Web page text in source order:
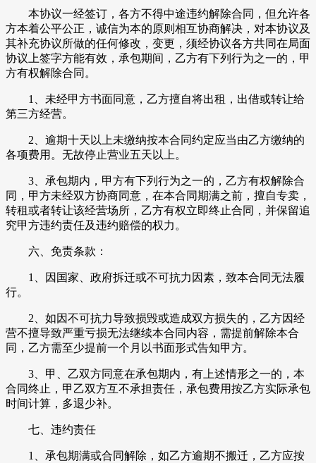
本协议一经签订，各方不得中途违约解除合同，但允许各
方本着公平公正，诚信为本的原则相互协商解决，对本协议及
其补充协议所做的任何修改，变更，须经协议各方共同在局面
协议上签字方能有效，承包期间，乙方有下列行为之一的，甲
方有权解除合同。
1、未经甲方书面同意，乙方擅自将出租，出借或转让给
第三方经营。
2、逾期十天以上未缴纳按本合同约定应当由乙方缴纳的
各项费用。无故停止营业五天以上。
3、承包期内，甲方有下列行为之一的，乙方有权解除合
同，甲方未经双方协商同意，在本合同期满之前，擅自专卖，
转租或者转让该经营场所，乙方有权立即终止合同，并保留追
究甲方违约责任及违约赔偿的权力。
六、免责条款：
1、因国家、政府拆迁或不可抗力因素，致本合同无法履
行。
2、如因不可抗力导致损毁或造成双方损失的，乙方因经
营不擅导致严重亏损无法继续本合同内容，需提前解除本合
同，乙方需至少提前一个月以书面形式告知甲方。
3、甲、乙双方同意在承包期内，有上述情形之一的，本
合同终止，甲乙双方互不承担责任，承包费用按乙方实际承包
时间计算，多退少补。
七、违约责任
1、承包期满或合同解除，如乙方逾期不搬迁，乙方应按